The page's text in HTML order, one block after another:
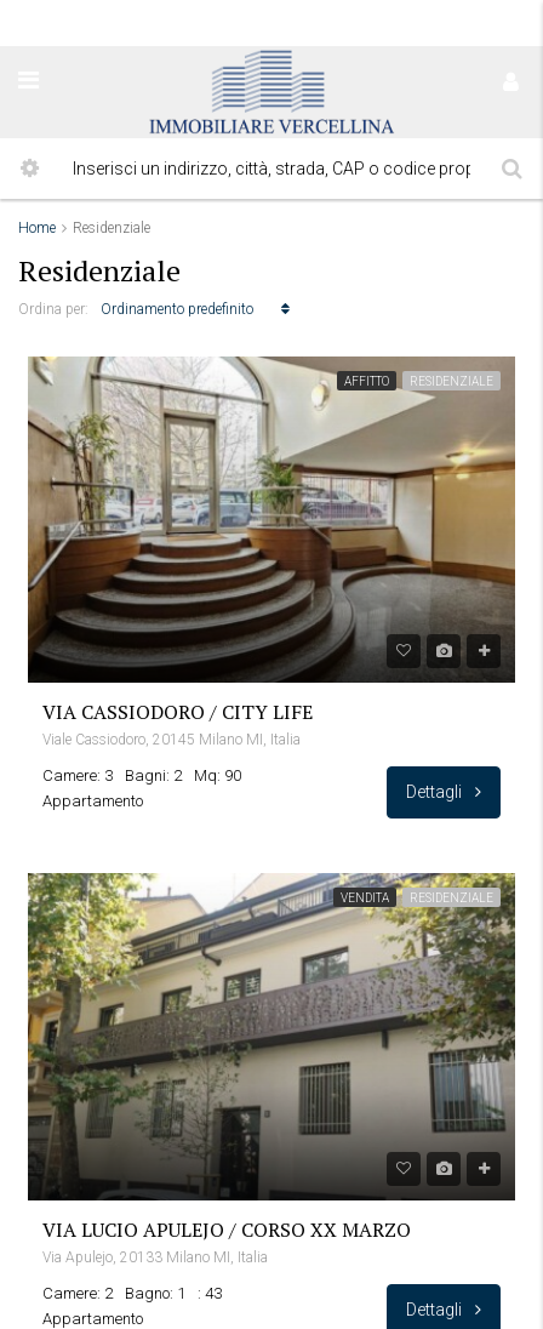
Home Residenziale
Residenziale
Ordina per: Ordinamento predefinito
AFFITTO RESIDENZIALE
VIA CASSIODORO / CITY LIFE
Viale Cassiodoro, 20145 Milano MI, Italia
Camere: 3 Bagni: 2
Mq: 90
Appartamento
Dettagli
VENDITA RESIDENZIALE
VIA LUCIO APULEJO / CORSO XX MARZO
Via Apulejo, 20133 Milano MI, Italia
Camere: 2 Bagno: 1
: 43
Appartamento
Dettagli